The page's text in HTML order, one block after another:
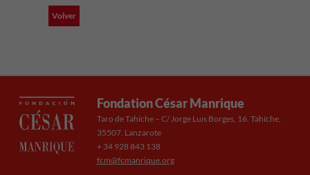
Volver
Fondation César Manrique
Taro de Tahíche – C/ Jorge Luis Borges, 16. Tahíche,
35507. Lanzarote
+ 34 928 843 138
fcm@fcmanrique.org